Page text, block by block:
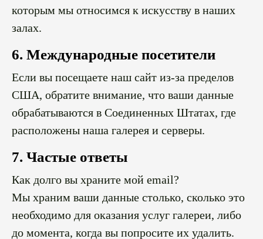
которым мы относимся к искусству в наших
залах.
6. Международные посетители
Если вы посещаете наш сайт из-за пределов
США, обратите внимание, что ваши данные
обрабатываются в Соединенных Штатах, где
расположены наша галерея и серверы.
7. Частые ответы
Как долго вы храните мой email?
Мы храним ваши данные столько, сколько это
необходимо для оказания услуг галереи, либо
до момента, когда вы попросите их удалить.